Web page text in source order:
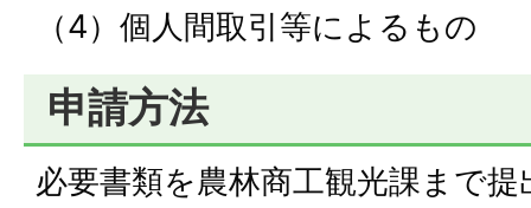
（4）個人間取引等によるもの
申請方法
必要書類を農林商工観光課まで